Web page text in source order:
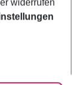
widerrufen